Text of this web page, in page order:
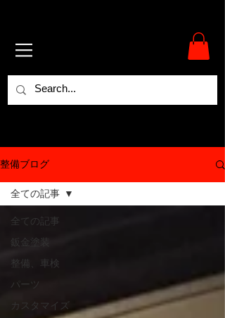
整備ブログ
全ての記事
鈑金塗装
整備、車検
パーツ
カスタマイズ
全ての記事